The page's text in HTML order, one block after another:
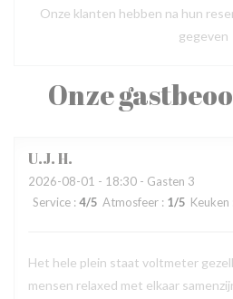
Onze
U.J.H
2026-08-01 - 18:30 - Gasten 3
Service : 4/5 Atmosfeer : 1/5 Keuken
Het hele plein staat voltmeter
mensen relaxed met elkaar
Onze klanten hebben na hun
gegeven